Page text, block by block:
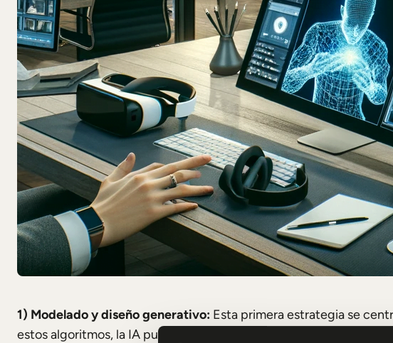
1) Modelado y diseño generativo: Esta primera estrategia se
estos algoritmos, la IA puede generar automáticamente un buen